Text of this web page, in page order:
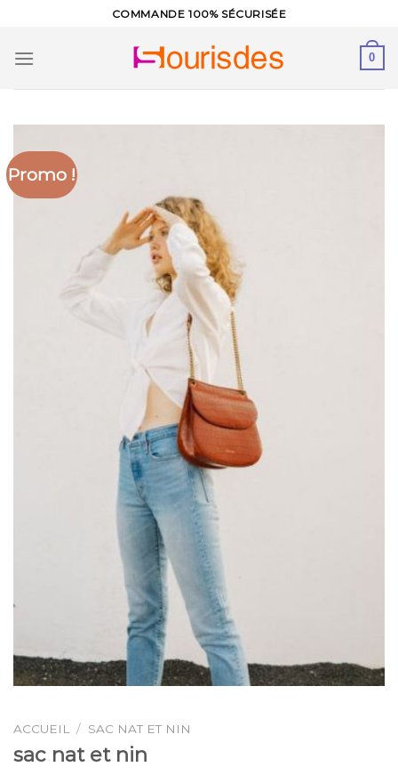
content
COMMANDE 100% SÉCURISÉE
0
Promo !
ACCUEIL / SAC NAT ET NIN
sac nat et nin